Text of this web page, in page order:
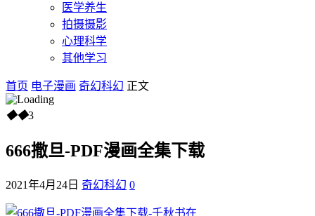
医学养生
拍摄摄影
心理科学
其他学习
首页 电子漫画 奇幻科幻 正文
◆◆3
666撒旦-PDF漫画全集下载
2021年4月24日 奇幻科幻 0